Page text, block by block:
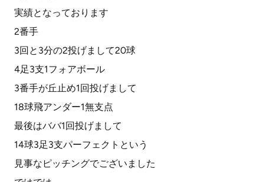
実績となっております
2番手
3回と3分の2投げまして20球
4足3支1フォアボール
3番手が丘止め1回投げまして
18球飛アンダー1無支点
最後はババ1回投げまして
14球3足3支パーフェクトという
見事なピッチングでございました